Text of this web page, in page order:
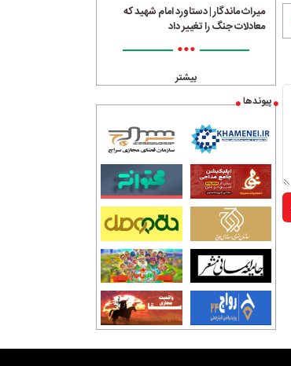
میراث ماندگار | دستاورد امام شهید که
معادلات جنگ را تغییر داد
•••
بیشتر
پیوندها